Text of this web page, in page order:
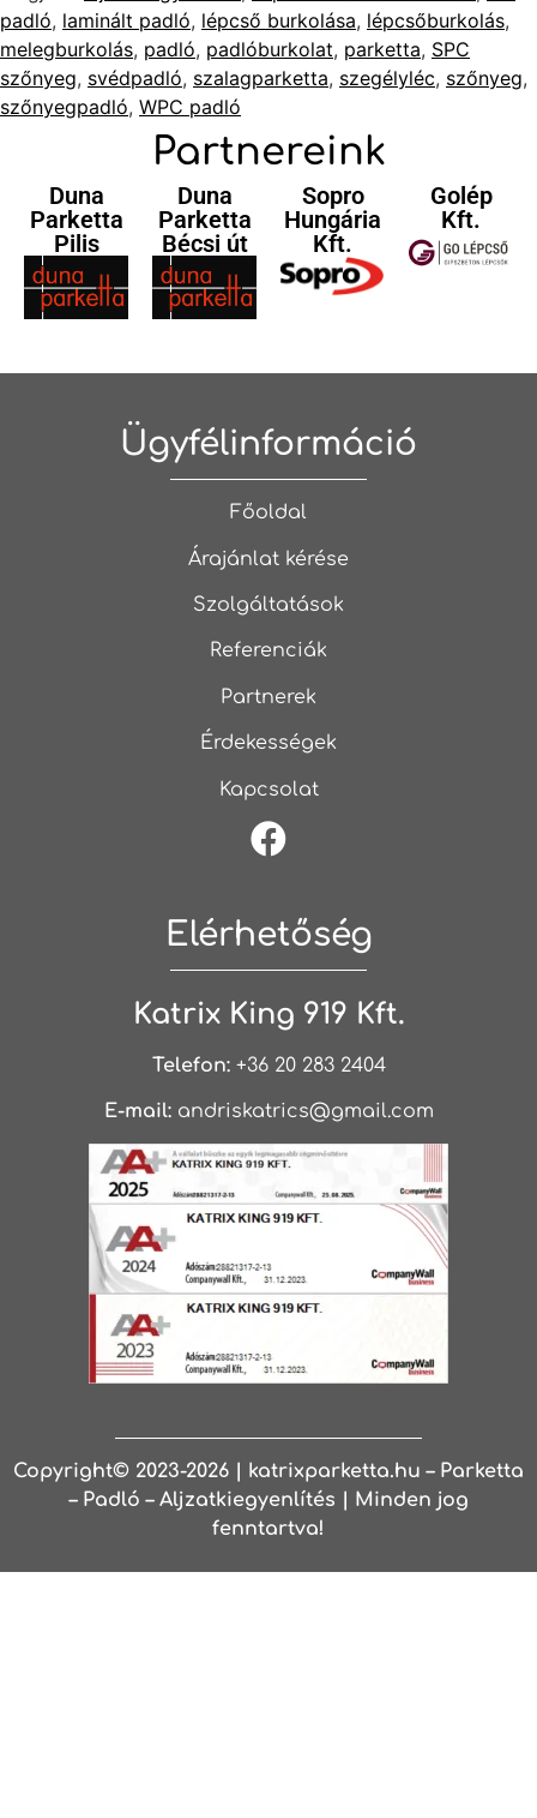
padló, laminált padló, lépcső burkolása, lépcsőburkolás,
melegburkolás, padló, padlóburkolat, parketta, SPC
szőnyeg, svédpadló, szalagparketta, szegélyléc, szőnyeg,
szőnyegpadló, WPC padló
Partnereink
Duna
Parketta
Pilis
Duna
Parketta
Bécsi út
Sopro
Hungária
Kft.
Golép
Kft.
Ügyfélinformáció
Főoldal
Árajánlat kérése
Szolgáltatások
Referenciák
Partnerek
Érdekességek
Kapcsolat
Elérhetőség
Katrix King 919 Kft.
Telefon:+36 20 283 2404
E-mail: andriskatrics@gmail.com
Copyright© 2023-2026 | katrixparketta.hu – Parketta
– Padló – Aljzatkiegyenlítés | Minden jog
fenntartva!